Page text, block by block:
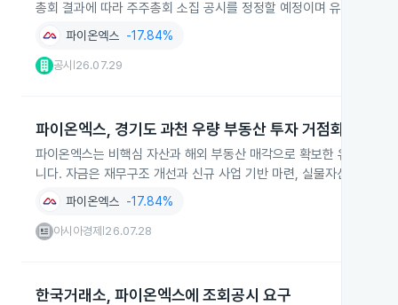
총회 결과에 따라 주주총회 소집 공시를 정정할 예정이며 유상증자
파이온엑스 -17.84%
공시 26.07.29
파이온엑스, 경기도 과천 우량 부동산 투자 거점화
파이온엑스는 비핵심 자산과 해외 부동산 매각으로 확보한 유동성
니다. 자금은 재무구조 개선과 신규 사업 기반 마련, 실물자산 확대에
파이온엑스 -17.84%
아시아경제 26.07.28
한국거래소, 파이온엑스에 조회공시 요구